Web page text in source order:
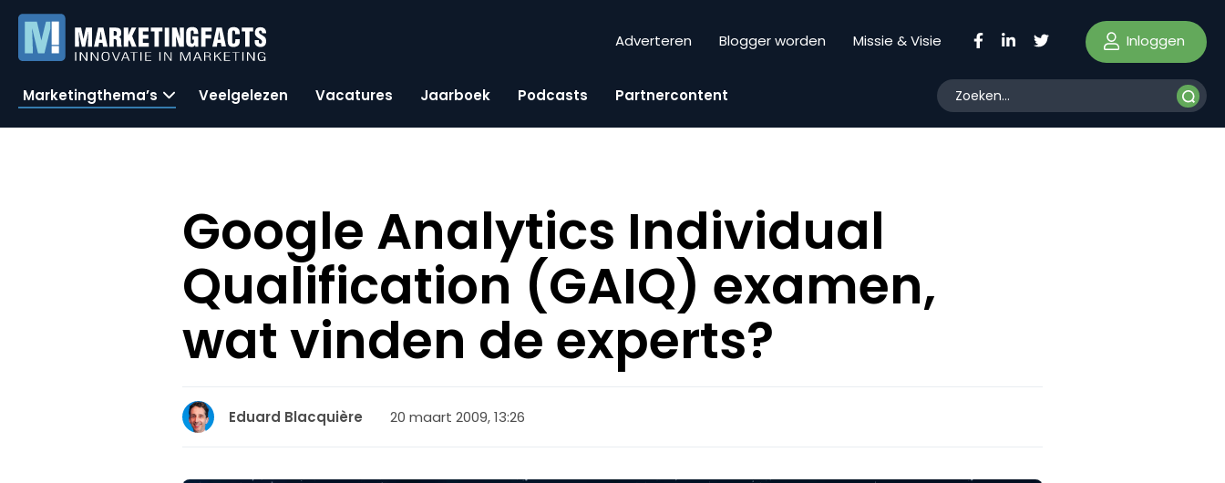
Adverteren Blogger worden Missie & Visie Inloggen
Marketingthema’s Veelgelezen Vacatures Jaarboek Podcasts Partnercontent
Google Analytics Individual
Qualification (GAIQ) examen,
wat vinden de experts?
Eduard Blacquière 20 maart 2009, 13:26